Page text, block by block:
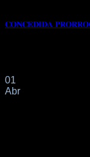
𝐂𝐎𝐍𝐂𝐄𝐃𝐈𝐃𝐀
01
Abr